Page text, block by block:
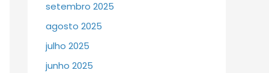
setembro 2025
agosto 2025
julho 2025
junho 2025